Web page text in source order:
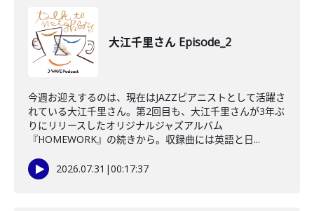
大江千里さん Episode_2
今週お迎えするのは、現在はJAZZピアニストとして活躍さ
れている大江千里さん。第2回目も、大江千里さんが3年ぶ
りにリリースしたオリジナルジャズアルバム
『HOMEWORK』の続きから。収録曲には英語と日...
2026.07.31 |00:17:37